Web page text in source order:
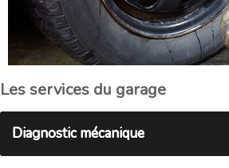
Les services du garage
Diagnostic mécanique